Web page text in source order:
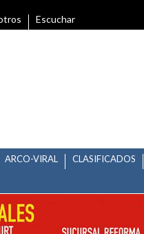
Escuchar
ARCO-VIRAL
CLASIFICADOS